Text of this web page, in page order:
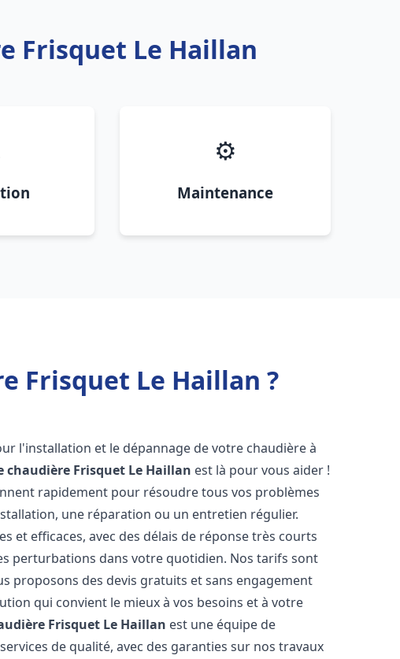
Frisquet Le Haillan
⚙️
Maintenance
Frisquet Le Haillan ?
l'installation et le dépannage de votre chaudière à
Frisquet Le Haillan est là pour vous aider !
rapidement pour résoudre tous vos problèmes
une réparation ou un entretien régulier.
et efficaces, avec des délais de réponse très courts
perturbations dans votre quotidien. Nos tarifs sont
proposons des devis gratuits et sans engagement
qui convient le mieux à vos besoins et à votre
Frisquet Le Haillan est une équipe de
de qualité, avec des garanties sur nos travaux